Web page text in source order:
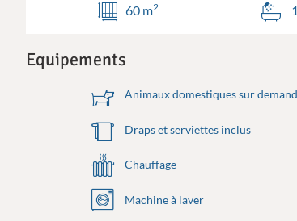
60 m2
Equipements
Animaux domestiques sur
Draps et serviettes inclus
Chauffage
Machine à laver